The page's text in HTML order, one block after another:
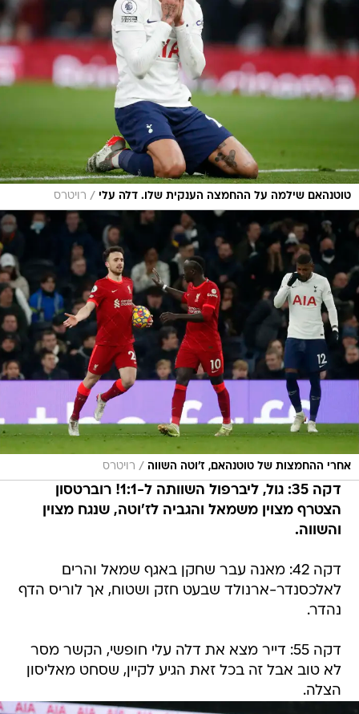
טוטנהאם שילמה על ההחמצה הענקית שלו. דלה עלי / רויטרס
אחרי ההחמצות של טוטנהאם, ז'וטה השווה / רויטרס
דקה 35: גול, ליברפול השוותה ל-1:1! רוברטסון
הצטרף מצוין משמאל והגביה לז'וטה, שנגח מצוין
והשווה.
דקה 42: מאנה עבר שחקן באגף שמאל והרים
לאלכסנדר-ארנולד שבעט חזק ושטוח, אך לוריס הדף
נהדר.
דקה 55: דייר מצא את דלה עלי חופשי, הקשר מסר
לא טוב אבל זה בכל זאת הגיע לקיין, שסחט מאליסון
הצלה.